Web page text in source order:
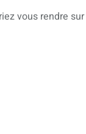
vous rendre sur